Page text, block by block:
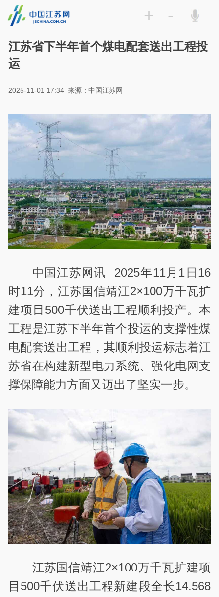
+ -
江苏省下半年首个煤电配套送出工程投
运
2025-11-01 17:34 来源：中国江苏网
中国江苏网讯 2025年11月1日16
时11分，江苏国信靖江2×100万千瓦扩
建项目500千伏送出工程顺利投产。本
工程是江苏下半年首个投运的支撑性煤
电配套送出工程，其顺利投运标志着江
苏省在构建新型电力系统、强化电网支
撑保障能力方面又迈出了坚实一步。
江苏国信靖江2×100万千瓦扩建项
目500千伏送出工程新建段全长14.568